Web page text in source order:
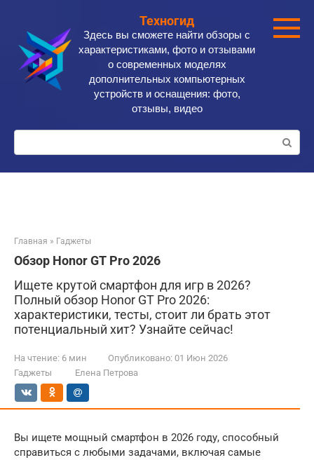
контенту
Техногид
Здесь вы сможете найти обзоры с
характеристиками, фото и отзывами
о современных моделях
дополнительных компьютерных
устройств и оснащения: фото,
отзывы, видео
Поиск:
Главная » Гаджеты
Обзор Honor GT Pro 2026
Ищете крутой смартфон для игр в 2026?
Полный обзор Honor GT Pro 2026:
характеристики, тесты, стоит ли брать этот
потенциальный хит? Узнайте сейчас!
На чтение: 6 мин Опубликовано: 01 Июн 2026
Гаджеты
Елена Петрова
Вы ищете мощный смартфон в 2026 году, способный
справиться с любыми задачами, включая самые